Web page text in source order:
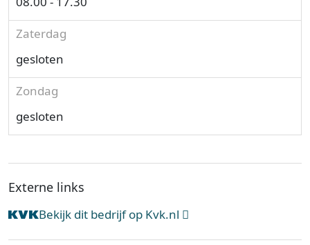
Zaterdag
gesloten
Zondag
gesloten
Externe links
Bekijk dit bedrijf op Kvk.nl